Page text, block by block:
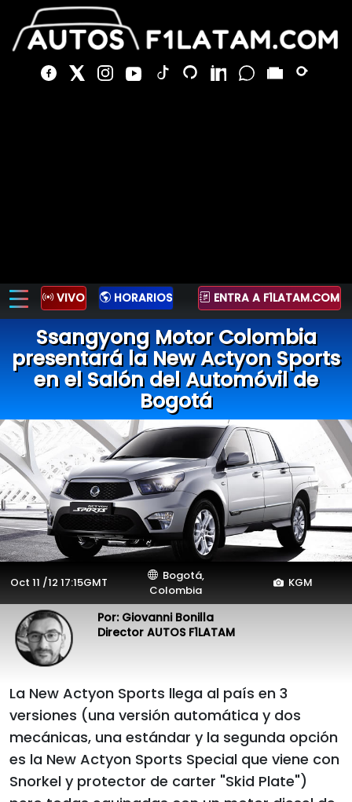
VIVO HORARIOS ENTRA A F1LATAM.COM
Ssangyong Motor Colombia
presentará la New Actyon Sports
en el Salón del Automóvil de
Bogotá
Oct 11 /12 17:15GMT
Bogotá,
Colombia
KGM
Por: Giovanni Bonilla
Director AUTOS F1LATAM
La New Actyon Sports llega al país en 3
versiones (una versión automática y dos
mecánicas, una estándar y la segunda opción
es la New Actyon Sports Special que viene con
Snorkel y protector de carter "Skid Plate")